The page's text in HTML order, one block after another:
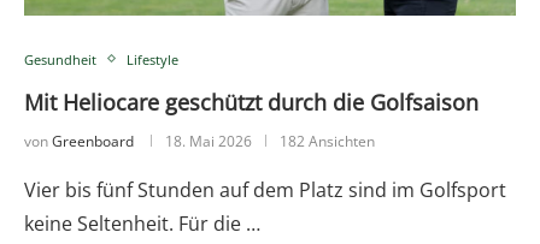
Gesundheit Lifestyle
Mit Heliocare geschützt durch die Golfsaison
vonGreenboard 18. Mai 2026 182 Ansichten
Vier bis fünf Stunden auf dem Platz sind im Golfsport
keine Seltenheit. Für die …